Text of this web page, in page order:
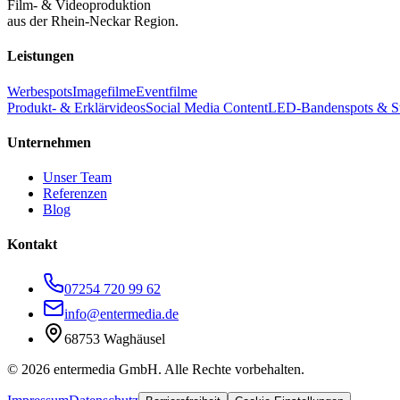
Film- & Videoproduktion
aus der Rhein-Neckar Region.
Leistungen
WerbespotsImagefilmeEventfilme
Produkt- & ErklärvideosSocial Media ContentLED-Bandenspots &
Unternehmen
Unser Team
Referenzen
Blog
Kontakt
07254 720 99 62
info@entermedia.de
68753 Waghäusel
© 2026 entermedia GmbH. Alle Rechte vorbehalten.